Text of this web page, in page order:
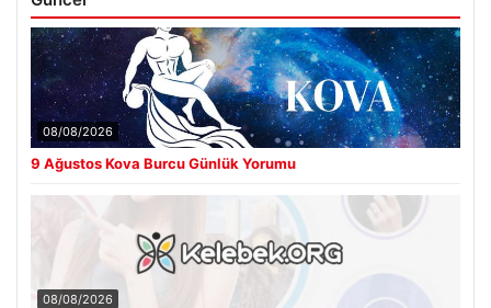
08/08/2026
9 Ağustos Kova Burcu Günlük Yorumu
08/08/2026